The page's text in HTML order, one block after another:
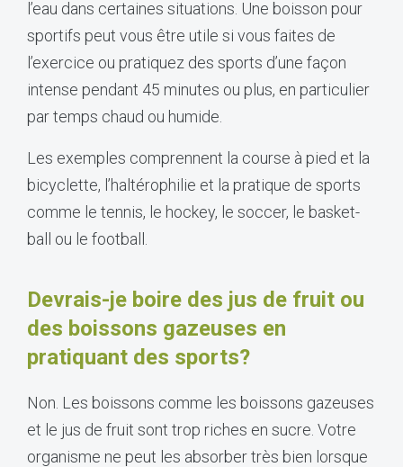
l’eau dans certaines situations. Une boisson pour
sportifs peut vous être utile si vous faites de
l’exercice ou pratiquez des sports d’une façon
intense pendant 45 minutes ou plus, en particulier
par temps chaud ou humide.
Les exemples comprennent la course à pied et la
bicyclette, l’haltérophilie et la pratique de sports
comme le tennis, le hockey, le soccer, le basket-
ball ou le football.
Devrais-je boire des jus de fruit ou
des boissons gazeuses en
pratiquant des sports?
Non. Les boissons comme les boissons gazeuses
et le jus de fruit sont trop riches en sucre. Votre
organisme ne peut les absorber très bien lorsque